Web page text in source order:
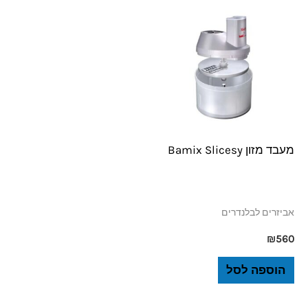
מעבד מזון Bamix Slicesy
אביזרים לבלנדרים
₪560
הוספה לסל